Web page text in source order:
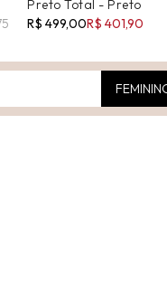
Preto Total - Preto
R$ 499,00R$ 401,90